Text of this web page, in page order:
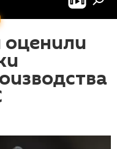
оценили